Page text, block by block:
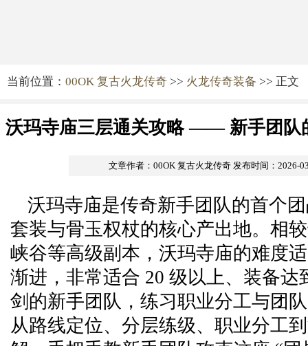
当前位置： 00OK 复古火龙传奇 >> 火龙传奇装备 >> 正文
沃玛寺庙三层通关攻略 —— 新手团队
沃玛教主
文章作者：00OK 复古火龙传奇 发布时间：2026-
沃玛寺庙是传奇新手团队的首个
套装与骨玉权杖的核心产出地。相
峡谷等高级副本，沃玛寺庙的难度
渐进，非常适合 20 级以上、装备达
剑的新手团队，练习职业分工与团
从路线定位、分层练级、职业分工